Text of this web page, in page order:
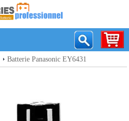
Batterie Panasonic EY6431